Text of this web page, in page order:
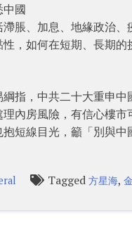
國
脹、加息、地緣政治
，如何在短期、長期的
指，中共二十大重申中
內房風險，有信心樓
短線目光，籲「別與中
Tagged方星海,